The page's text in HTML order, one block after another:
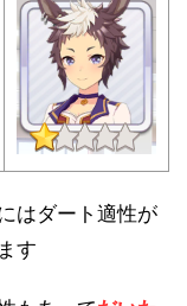
はダート適性が
す